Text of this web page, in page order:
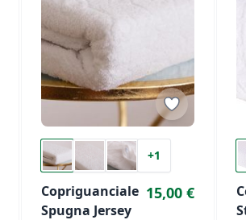
+1
Copriguanciale
Spugna Jersey
15,00 €